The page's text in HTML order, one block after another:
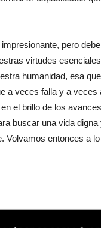
pero
virtudes
humanidad, esa
a veces falla y a veces
el brillo de los
buscar una vida
Volvamos entonces a